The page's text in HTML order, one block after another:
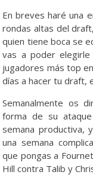
En breves haré una
rondas altas del
quien tiene boca se
vas a poder
jugadores más top
días a hacer tu draft,
Semanalmente os
forma de su
semana productiva,
una semana
que pongas a
Hill contra Talib y